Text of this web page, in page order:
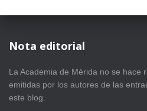
Nota editorial
La Academia de Mérida no se hace
emitidas por los autores de las
este blog.